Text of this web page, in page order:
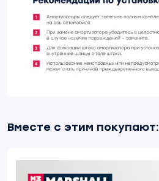
Вместе с этим покупают: